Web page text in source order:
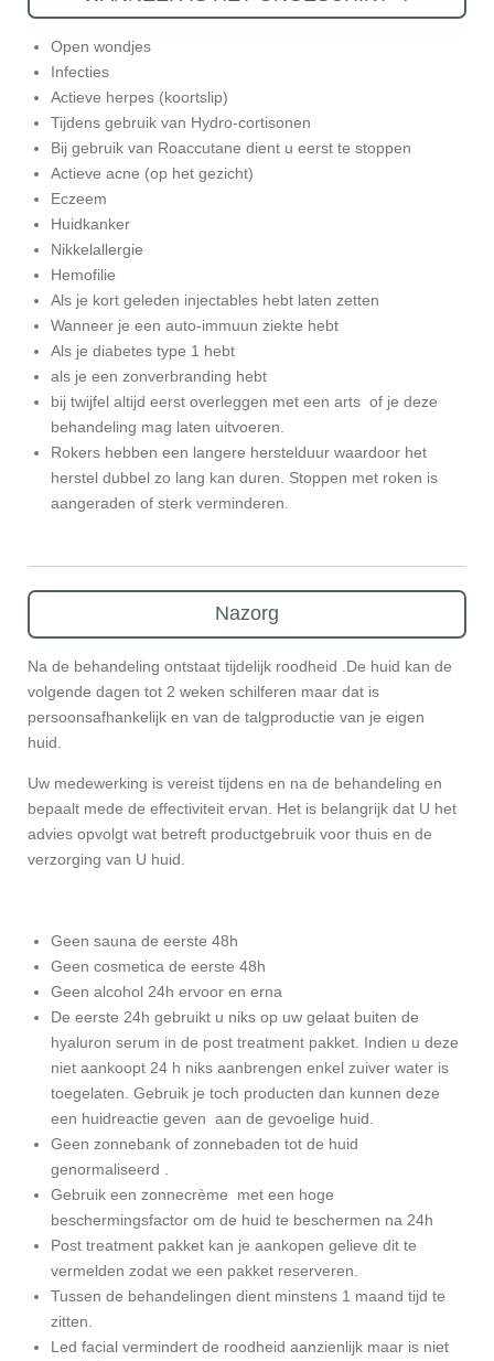
Open wondjes
Infecties
Actieve herpes (koortslip)
Tijdens gebruik van Hydro-cortisonen
Bij gebruik van Roaccutane dient u eerst te stoppen
Actieve acne (op het gezicht)
Eczeem
Huidkanker
Nikkelallergie
Hemofilie
Als je kort geleden injectables hebt laten zetten
Wanneer je een auto-immuun ziekte hebt
Als je diabetes type 1 hebt
als je een zonverbranding hebt
bij twijfel altijd eerst overleggen met een arts of je deze
behandeling mag laten uitvoeren.
Rokers hebben een langere herstelduur waardoor het
herstel dubbel zo lang kan duren. Stoppen met roken is
aangeraden of sterk verminderen.
Nazorg
Na de behandeling ontstaat tijdelijk roodheid .De huid kan de
volgende dagen tot 2 weken schilferen maar dat is
persoonsafhankelijk en van de talgproductie van je eigen
huid.
Uw medewerking is vereist tijdens en na de behandeling en
bepaalt mede de effectiviteit ervan. Het is belangrijk dat U het
advies opvolgt wat betreft productgebruik voor thuis en de
verzorging van U huid.
Geen sauna de eerste 48h
Geen cosmetica de eerste 48h
Geen alcohol 24h ervoor en erna
De eerste 24h gebruikt u niks op uw gelaat buiten de
hyaluron serum in de post treatment pakket. Indien u deze
niet aankoopt 24 h niks aanbrengen enkel zuiver water is
toegelaten. Gebruik je toch producten dan kunnen deze
een huidreactie geven aan de gevoelige huid.
Geen zonnebank of zonnebaden tot de huid
genormaliseerd .
Gebruik een zonnecrème met een hoge
beschermingsfactor om de huid te beschermen na 24h
Post treatment pakket kan je aankopen gelieve dit te
vermelden zodat we een pakket reserveren.
Tussen de behandelingen dient minstens 1 maand tijd te
zitten.
Led facial vermindert de roodheid aanzienlijk maar is niet